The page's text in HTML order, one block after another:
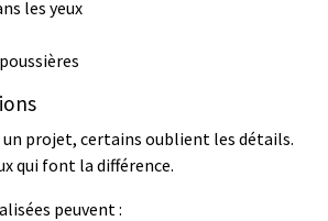
les yeux
projet, certains oublient les détails.
qui font la différence.
peuvent :